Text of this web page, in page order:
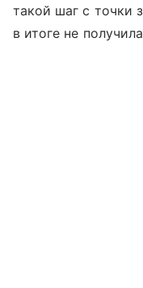
такой шаг с точки
в итоге не